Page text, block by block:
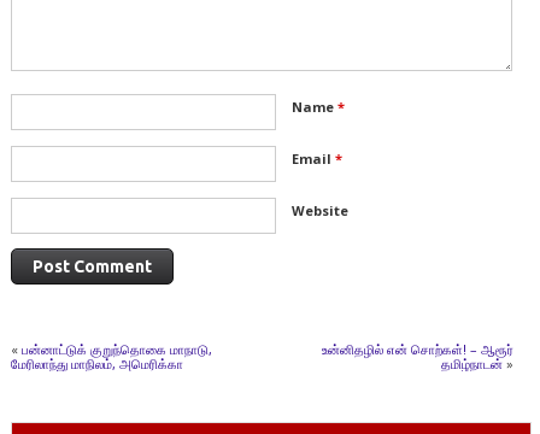
Name *
Email *
Website
« பன்னாட்டுக் குறுந்தொகை மாநாடு,
மேரிலாந்து மாநிலம், அமெரிக்கா
உன்னிதழில் என் சொற்கள்! – ஆரூர்
தமிழ்நாடன்»